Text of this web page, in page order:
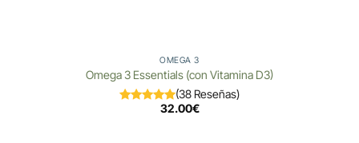
OMEGA 3
Omega 3 Essentials (con Vitamina D3)
(38 Reseñas)
32.00€